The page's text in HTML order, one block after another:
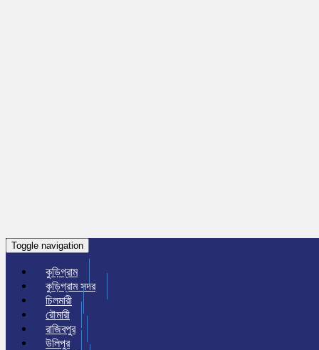
Toggle navigation
কুড়িগ্রাম
কুড়িগ্রাম সদর
চিলমারী
রৌমারী
রাজিবপুর
উলিপুর